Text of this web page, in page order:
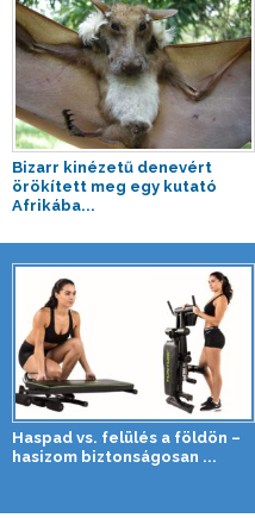
Bizarr kinézetű denevért
örökített meg egy kutató
Afrikába...
Haspad vs. felülés a földön –
hasizom biztonságosan ...